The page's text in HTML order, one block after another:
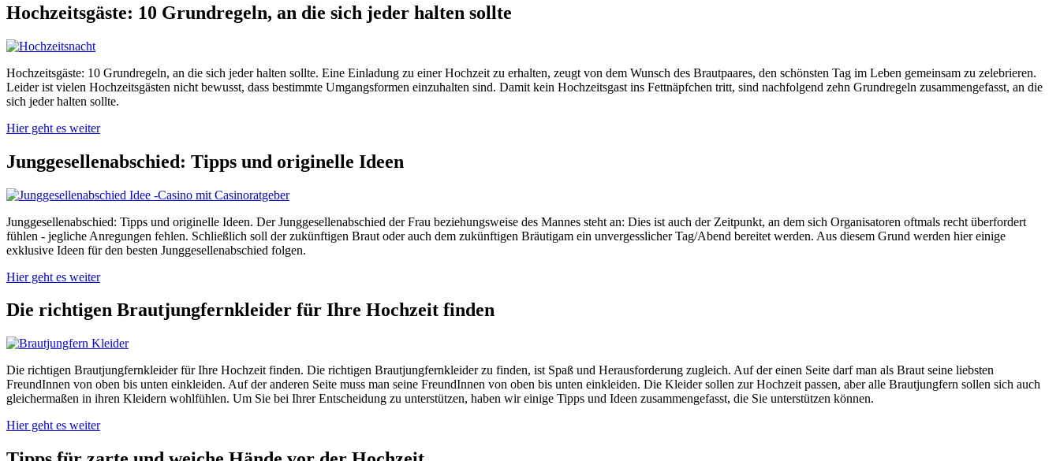
Hochzeitsgäste: 10 Grundregeln, an die sich jeder halten sollte
Hochzeitsgäste: 10 Grundregeln, an die sich jeder halten sollte. Eine Einladung zu einer Hochzeit zu erhalten, zeugt von dem Wunsch des Brautpaares, den schönsten Tag im Leben gemeinsam zu zelebrieren.
Leider ist vielen Hochzeitsgästen nicht bewusst, dass bestimmte Umgangsformen einzuhalten sind. Damit kein Hochzeitsgast ins Fettnäpfchen tritt, sind nachfolgend zehn Grundregeln zusammengefasst, an die
sich jeder halten sollte.
Hier geht es weiter
Junggesellenabschied: Tipps und originelle Ideen
Junggesellenabschied: Tipps und originelle Ideen. Der Junggesellenabschied der Frau beziehungsweise des Mannes steht an: Dies ist auch der Zeitpunkt, an dem sich Organisatoren oftmals recht überfordert
fühlen - jegliche Anregungen fehlen. Schließlich soll der zukünftigen Braut oder auch dem zukünftigen Bräutigam ein unvergesslicher Tag/Abend bereitet werden. Aus diesem Grund werden hier einige
exklusive Ideen für den besten Junggesellenabschied folgen.
Hier geht es weiter
Die richtigen Brautjungfernkleider für Ihre Hochzeit finden
Die richtigen Brautjungfernkleider für Ihre Hochzeit finden. Die richtigen Brautjungfernkleider zu finden, ist Spaß und Herausforderung zugleich. Auf der einen Seite darf man als Braut seine liebsten
FreundInnen von oben bis unten einkleiden. Auf der anderen Seite muss man seine FreundInnen von oben bis unten einkleiden. Die Kleider sollen zur Hochzeit passen, aber alle Brautjungfern sollen sich auch
gleichermaßen in ihren Kleidern wohlfühlen. Um Sie bei Ihrer Entscheidung zu unterstützen, haben wir einige Tipps und Ideen zusammengefasst, die Sie unterstützen können.
Hier geht es weiter